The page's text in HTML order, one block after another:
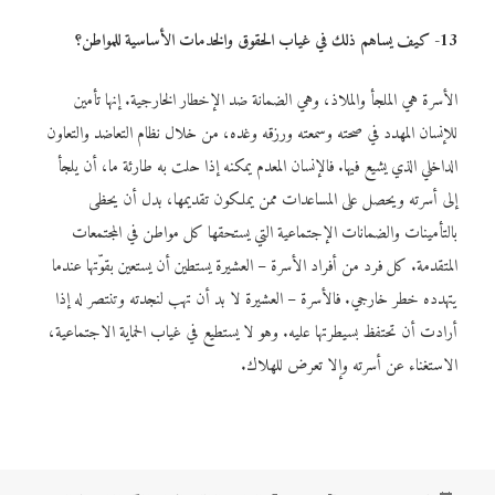
13- كيف يساهم ذلك في غياب الحقوق والخدمات الأساسيةللمواطن؟
الأسرة هي الملجأ والملاذ، وهي الضمانة ضد الإخطار الخارجية. إنها تأمين
للإنسان المهدد في صحته وسمعته ورزقه وغده، من خلال نظام التعاضد والتعاون
الداخلي الذي يشيع فيها. فالإنسان المعدم يمكنه إذا حلت به طارئة ما، أن يلجأ
إلى أسرته ويحصل على المساعدات ممن يملكون تقديمها، بدل أن يحظى
بالتأمينات والضمانات الإجتماعية التي يستحقها كل مواطن في المجتمعات
المتقدمة. كل فرد من أفراد الأسرة – العشيرة يستطين أن يستعين بقوّتها عندما
يتهدده خطر خارجي. فالأسرة – العشيرة لا بد أن تهب لنجدته وتنتصر له إذا
أرادت أن تحتفظ بسيطرتها عليه. وهو لا يستطيع في غياب الحماية الاجتماعية،
الاستغناء عن أسرته وإلا تعرض للهلاك.